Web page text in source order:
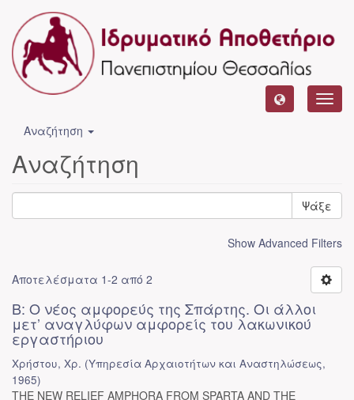
Αναζήτηση
Αναζήτηση
Ψάξε
Show Advanced Filters
Αποτελέσματα 1-2 από 2
Β: Ο νέος αμφορεύς της Σπάρτης. Οι άλλοι
μετ’ αναγλύφων αμφορείς του λακωνικού
εργαστήριου
Χρήστου, Χρ. (Υπηρεσία Αρχαιοτήτων και Αναστηλώσεως,
1965)
THE NEW RELIEF AMPHORA FROM SPARTA AND THE